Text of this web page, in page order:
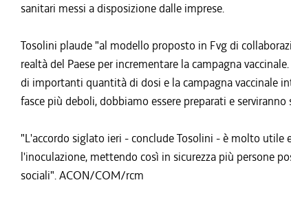
sanitari messi a disposizione dalle imprese.
Tosolini plaude "al modello proposto in Fvg di
realtà del Paese per incrementare la campagna
di importanti quantità di dosi e la campagna vaccinale
fasce più deboli, dobbiamo essere preparati e serviranno
"L'accordo siglato ieri - conclude Tosolini - è molto utile
l'inoculazione, mettendo così in sicurezza più persone
sociali". ACON/COM/rcm